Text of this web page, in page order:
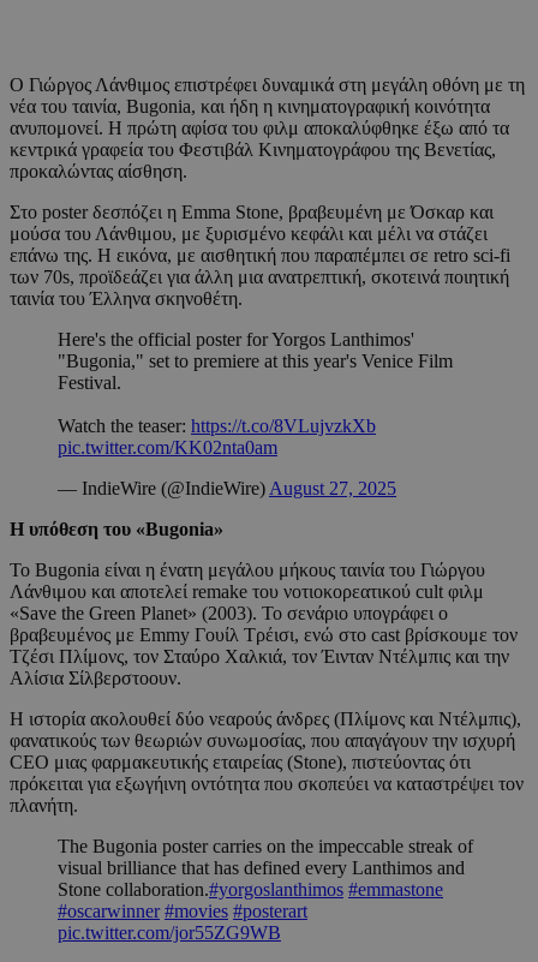
Ο Γιώργος Λάνθιμος επιστρέφει δυναμικά στη μεγάλη οθόνη με τη
νέα του ταινία, Bugonia, και ήδη η κινηματογραφική κοινότητα
ανυπομονεί. Η πρώτη αφίσα του φιλμ αποκαλύφθηκε έξω από τα
κεντρικά γραφεία του Φεστιβάλ Κινηματογράφου της Βενετίας,
προκαλώντας αίσθηση.
Στο poster δεσπόζει η Emma Stone, βραβευμένη με Όσκαρ και
μούσα του Λάνθιμου, με ξυρισμένο κεφάλι και μέλι να στάζει
επάνω της. Η εικόνα, με αισθητική που παραπέμπει σε retro sci-fi
των 70s, προϊδεάζει για άλλη μια ανατρεπτική, σκοτεινά ποιητική
ταινία του Έλληνα σκηνοθέτη.
Here's the official poster for Yorgos Lanthimos'
"Bugonia," set to premiere at this year's Venice Film
Festival.
Watch the teaser: https://t.co/8VLujvzkXb
pic.twitter.com/KK02nta0am
— IndieWire (@IndieWire)August 27, 2025
Η υπόθεση του «Bugonia»
Το Bugonia είναι η ένατη μεγάλου μήκους ταινία του Γιώργου
Λάνθιμου και αποτελεί remake του νοτιοκορεατικού cult φιλμ
«Save the Green Planet» (2003). Το σενάριο υπογράφει ο
βραβευμένος με Emmy Γουίλ Τρέισι, ενώ στο cast βρίσκουμε τον
Τζέσι Πλίμονς, τον Σταύρο Χαλκιά, τον Έινταν Ντέλμπις και την
Αλίσια Σίλβερστοουν.
Η ιστορία ακολουθεί δύο νεαρούς άνδρες (Πλίμονς και Ντέλμπις),
φανατικούς των θεωριών συνωμοσίας, που απαγάγουν την ισχυρή
CEO μιας φαρμακευτικής εταιρείας (Stone), πιστεύοντας ότι
πρόκειται για εξωγήινη οντότητα που σκοπεύει να καταστρέψει τον
πλανήτη.
The Bugonia poster carries on the impeccable streak of
visual brilliance that has defined every Lanthimos and
Stone collaboration.#yorgoslanthimos #emmastone
#oscarwinner #movies #posterart
pic.twitter.com/jor55ZG9WB